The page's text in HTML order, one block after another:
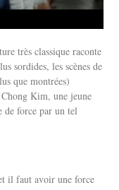
très classique raconte
sordides, les scènes de
que montrées)
Kim, une jeune
de force par un tel
il faut avoir une force